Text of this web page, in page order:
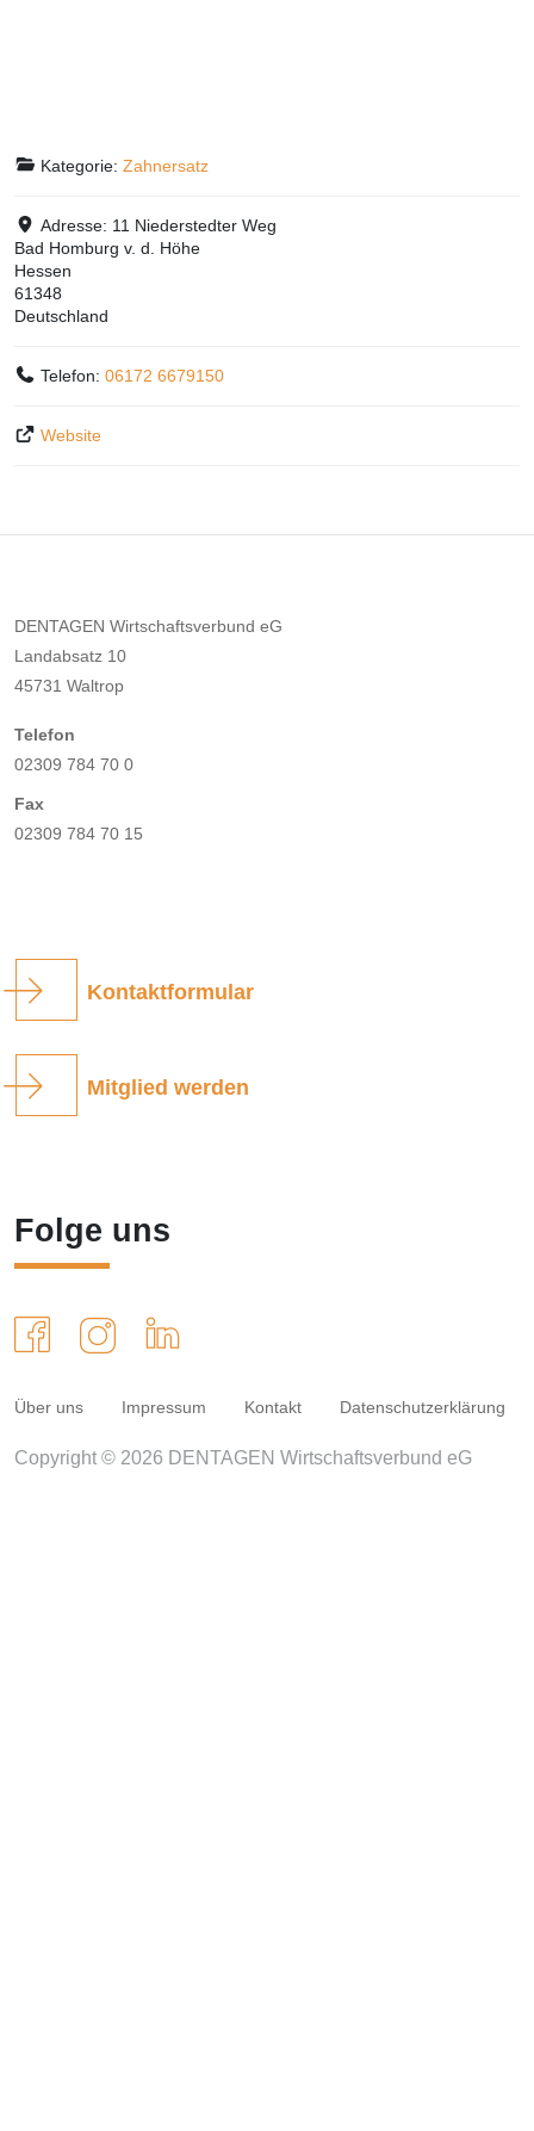
Kategorie:Zahnersatz
Adresse: 11 Niederstedter Weg
Bad Homburg v. d. Höhe
Hessen
61348
Deutschland
Telefon:06172 6679150
Website
DENTAGEN Wirtschaftsverbund eG
Landabsatz 10
45731 Waltrop
Telefon
02309 784 70 0
Fax
02309 784 70 15
Kontaktformular
Mitglied werden
Folge uns
Über uns Impressum Kontakt Datenschutzerklärung
Copyright © 2026 DENTAGEN Wirtschaftsverbund eG